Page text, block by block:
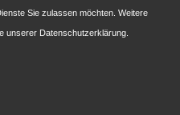
Sie zulassen möchten. Weitere
unserer Datenschutzerklärung.